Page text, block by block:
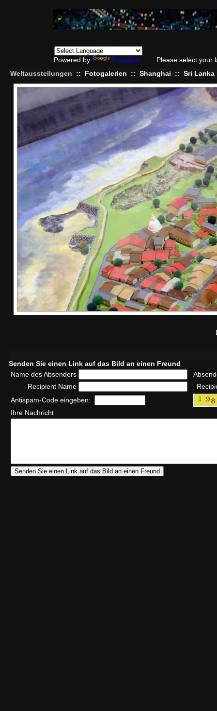
Powered by Translate
Please select your
Weltausstellungen
:: Fotogalerien :: Shanghai :: Sri Lanka
Senden Sie einen Link auf das Bild an einen Freund
Name des Absenders
Recipient Name
Antispam-Code eingeben:
Ihre Nachricht